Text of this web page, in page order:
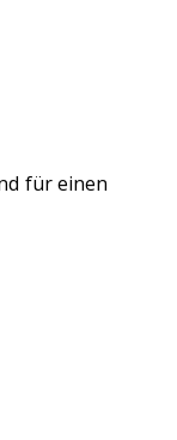
für einen